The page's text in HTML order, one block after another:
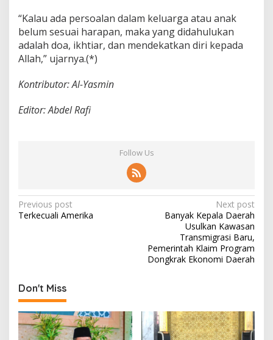
“Kalau ada persoalan dalam keluarga atau anak
belum sesuai harapan, maka yang didahulukan
adalah doa, ikhtiar, dan mendekatkan diri kepada
Allah,” ujarnya.(*)
Kontributor: Al-Yasmin
Editor: Abdel Rafi
Follow Us
P
o
a
v
i
Previous post
Terkecuali Amerika
Next post
Banyak Kepala Daerah
Usulkan Kawasan
Transmigrasi Baru,
Pemerintah Klaim Program
Dongkrak Ekonomi Daerah
Don't Miss